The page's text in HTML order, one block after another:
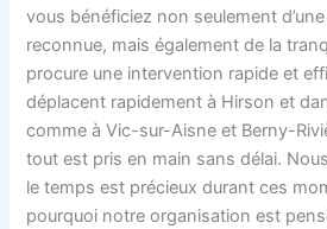
vous bénéficiez non seulement
reconnue, mais également de la
procure une intervention rapide et
déplacent rapidement à Hirson et
comme à Vic-sur-Aisne et Berny-
tout est pris en main sans délai.
le temps est précieux durant ces
pourquoi notre organisation est